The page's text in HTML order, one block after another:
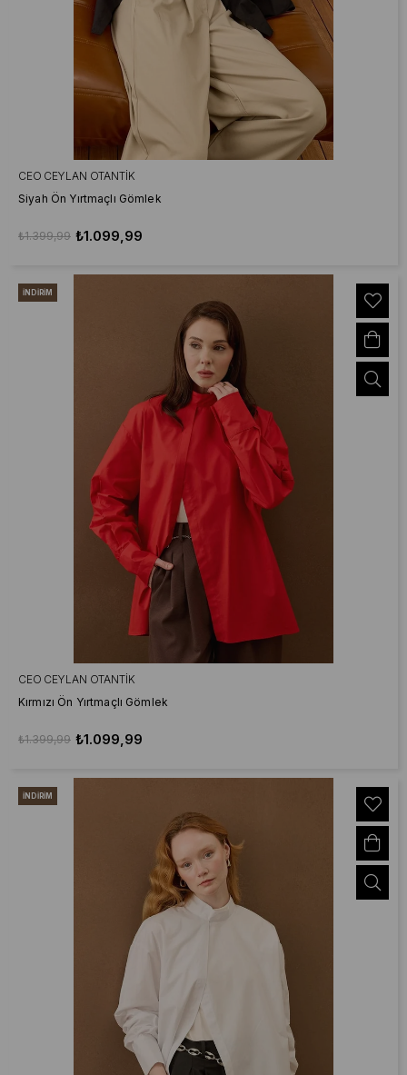
CEO CEYLAN OTANTIK
Siyah Ön Yırtmaçlı Gömlek
₺1.099,99
₺1.399,99
CEO CEYLAN OTANTIK
Kırmızı Ön Yırtmaçlı Gömlek
₺1.099,99
₺1.399,99
İNDIRIM
İNDIRIM